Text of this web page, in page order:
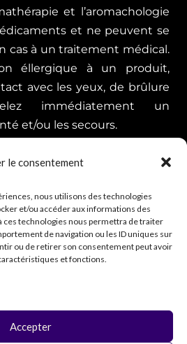
le consentement
nous utilisons des technologies
et/ou accéder aux informations des
ces technologies nous permettra de traiter
de navigation ou les ID uniques sur
ou de retirer son consentement peut avoir
et fonctions.
Accepter
et l’aromachologie
et ne peuvent se
cas à un traitement médical.
éllergique à un produit,
avec les yeux, de brûlure
immédiatement un
et/ou les secours.
Box | EI Delphine